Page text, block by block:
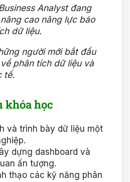
Analyst đang
cao năng lực báo
dữ liệu.
người mới bắt đầu
phân tích dữ liệu và
tế.
khóa học
và trình bày dữ liệu một
dựng dashboard và
ấn tượng.
thạo các kỹ năng phân